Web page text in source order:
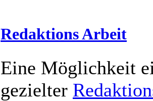
Redaktions Arbeit
Eine Möglichkeit
gezielter